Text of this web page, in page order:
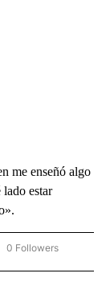
me enseñó algo
estar
"NOTICIAS" TO
0 Followers